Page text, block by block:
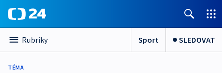
Rubriky Sport SLEDOVAT
TÉMA